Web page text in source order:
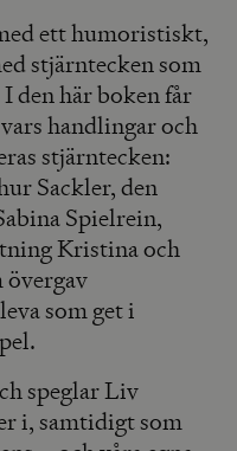
ett humoristiskt,
stjärntecken som
den här boken får
handlingar och
stjärntecken:
Sackler, den
Spielrein,
Kristina och
övergav
som get i
speglar Liv
i, samtidigt som